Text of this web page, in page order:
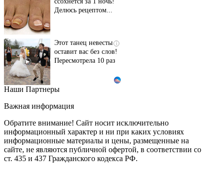
Делюсь рецептом...
i
Этот танец невесты
оставит вас без слов!
Пересмотрела 10 раз
Ролик длится пару
шоке от увиденного
i
Ролик из Омска: вы
будете смеяться долго
Наши Партнеры
Важная информация
Обратите внимание! Сайт носит исключительно
информационный характер и ни при каких условиях
информационные материалы и цены, размещенные на
сайте, не являются публичной офертой, в соответствии со
ст. 435 и 437 Гражданского кодекса РФ.